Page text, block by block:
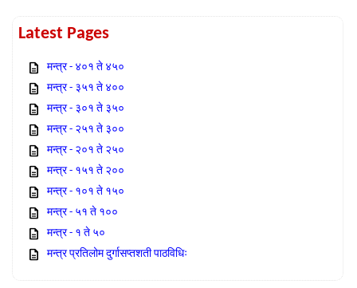
Latest Pages
मन्त्र - ४०१ ते ४५०
मन्त्र - ३५१ ते ४००
मन्त्र - ३०१ ते ३५०
मन्त्र - २५१ ते ३००
मन्त्र - २०१ ते २५०
मन्त्र - १५१ ते २००
मन्त्र - १०१ ते १५०
मन्त्र - ५१ ते १००
मन्त्र - १ ते ५०
मन्त्र प्रतिलोम दुर्गासप्तशती पाठविधिः